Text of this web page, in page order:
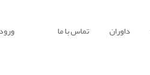
داوران تماس با ما